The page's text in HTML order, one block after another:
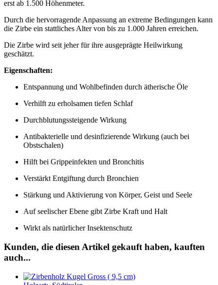
erst ab 1.500 Höhenmeter.
Durch die hervorragende Anpassung an extreme Bedingungen kann
die Zirbe ein stattliches Alter von bis zu 1.000 Jahren erreichen.
Die Zirbe wird seit jeher für ihre ausgeprägte Heilwirkung
geschätzt.
Eigenschaften:
Entspannung und Wohlbefinden durch ätherische Öle
Verhilft zu erholsamen tiefen Schlaf
Durchblutungssteigende Wirkung
Antibakterielle und desinfizierende Wirkung (auch bei
Obstschalen)
Hilft bei Grippeinfekten und Bronchitis
Verstärkt Entgiftung durch Bronchien
Stärkung und Aktivierung von Körper, Geist und Seele
Auf seelischer Ebene gibt Zirbe Kraft und Halt
Wirkt als natürlicher Insektenschutz
Kunden, die diesen Artikel gekauft haben, kauften
auch...